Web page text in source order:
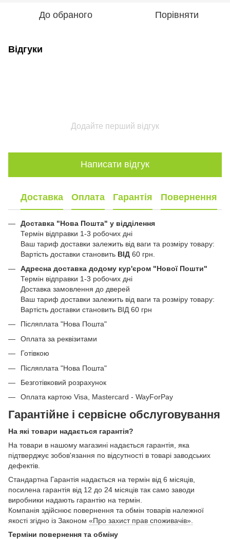
До обраного Порівняти
Відгуки
Додайте перший відгук
Написати відгук
Доставка Оплата Гарантія Повернення
Доставка "Нова Пошта" у відділення
Термін відправки 1-3 робочих дні
Ваш тариф доставки залежить від ваги та розміру товару:
Вартість доставки становить ВІД 60 грн.
Адресна доставка додому кур'єром "Нової Пошти"
Термін відправки 1-3 робочих дні
Доставка замовлення до дверей
Ваш тариф доставки залежить від ваги та розміру товару:
Вартість доставки становить ВІД 60 грн
Післяплата "Нова Пошта"
Оплата за реквізитами
Готівкою
Післяплата "Нова Пошта"
Безготівковий розрахунок
Оплата картою Visa, Mastercard - WayForPay
Гарантійне і сервісне обслуговування
На які товари надається гарантія?
На товари в нашому магазині надається гарантія, яка
підтверджує зобов'язання по відсутності в товарі заводських
дефектів.
Стандартна Гарантія надається на термін від 6 місяців,
посилена гарантія від 12 до 24 місяців так само заводи
виробники надають гарантію на термін.
Компанія здійснює повернення та обмін товарів належної
якості згідно із Законом «Про захист прав споживачів».
Терміни повернення та обміну